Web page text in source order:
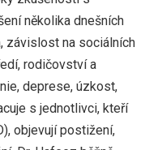
několika dnešních
závislost na sociálních
rodičovství a
deprese, úzkost,
s jednotlivci, kteří
objevují postižení,